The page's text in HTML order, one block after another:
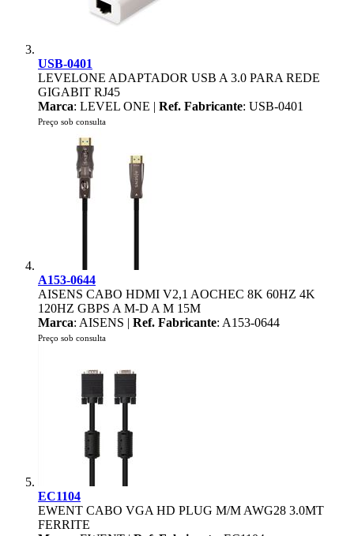
USB-0401
LEVELONE ADAPTADOR USB A 3.0 PARA REDE
GIGABIT RJ45
Marca: LEVEL ONE | Ref. Fabricante: USB-0401
Preço sob consulta
A153-0644
AISENS CABO HDMI V2,1 AOCHEC 8K 60HZ 4K
120HZ GBPS A M-D A M 15M
Marca: AISENS | Ref. Fabricante: A153-0644
Preço sob consulta
EC1104
EWENT CABO VGA HD PLUG M/M AWG28 3.0MT
FERRITE